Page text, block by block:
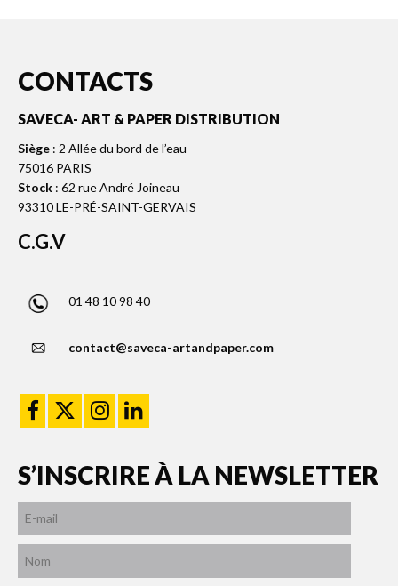
CONTACTS
SAVECA- ART & PAPER DISTRIBUTION
Siège : 2 Allée du bord de l’eau
75016 PARIS
Stock : 62 rue André Joineau
93310 LE-PRÉ-SAINT-GERVAIS
C.G.V
01 48 10 98 40
contact@saveca-artandpaper.com
S’INSCRIRE À LA NEWSLETTER